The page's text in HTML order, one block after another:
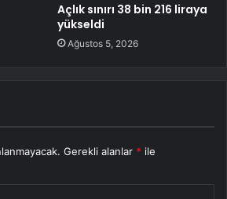
Açlık sınırı 38 bin 216 liraya
yükseldi
Ağustos 5, 2026
Gerekli alanlar * ile